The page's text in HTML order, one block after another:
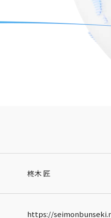
柊木 匠
https://